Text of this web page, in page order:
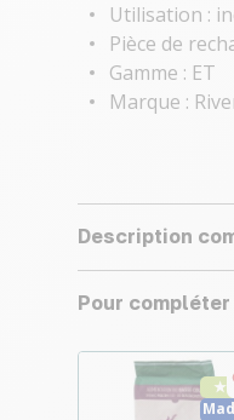
Utilisation :
Pièce de
Gamme : ET
Marque :
Description
Pour
★